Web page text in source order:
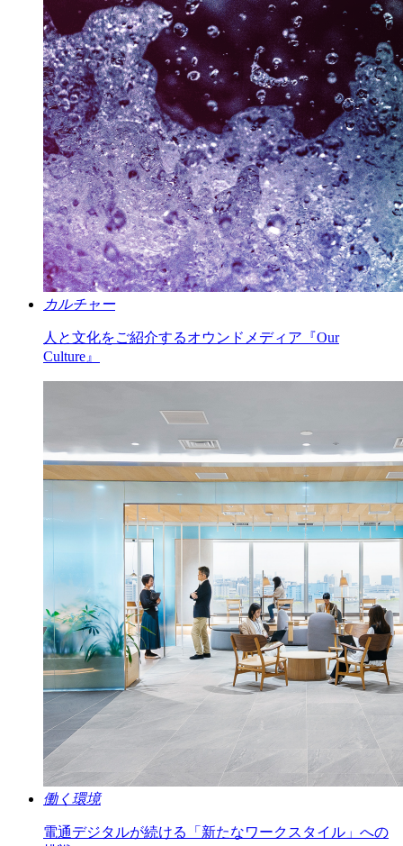
カルチャー
人と文化をご紹介するオウンドメディア『Our
Culture』
働く環境
電通デジタルが続ける「新たなワークスタイル」への